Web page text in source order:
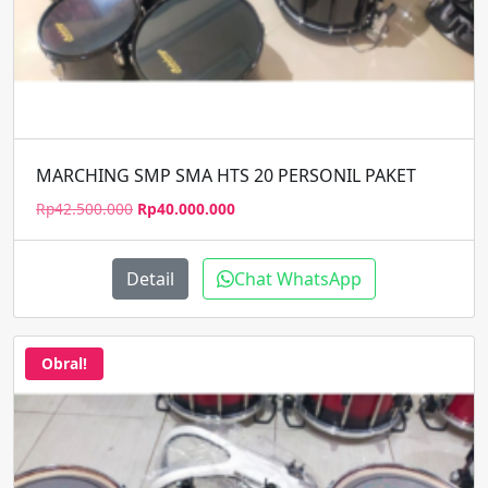
MARCHING SMP SMA HTS 20 PERSONIL PAKET
Rp42.500.000 Harga
Rp42.500.000.
Rp40.000.000Harga
adalah:
Rp40.000.000.
Detail Chat WhatsApp
Obral!